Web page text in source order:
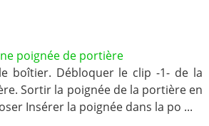
poignée de portière
boîtier. Débloquer le clip -1- de la
Sortir la poignée de la portière en
Insérer la poignée dans la po ...